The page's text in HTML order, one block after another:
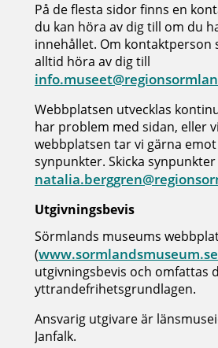
På de flesta sidor finns en
du kan höra av dig till om du
innehållet. Om kontaktperson
alltid höra av dig till
Webbplatsen utvecklas
har problem med sidan, eller
webbplatsen tar vi gärna
synpunkter. Skicka
Utgivningsbevis
Sörmlands museums
(www.sormlandsmuseum.se
utgivningsbevis och omfattas
yttrandefrihetsgrundlagen.
Ansvarig utgivare är
Janfalk.